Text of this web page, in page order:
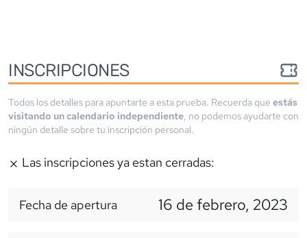
INSCRIPCIONES
Todos los detalles para apuntarte a esta prueba. Recuerda que estás
visitando un calendario independiente, no podemos ayudarte con
ningún detalle sobre tu inscripción personal.
Las inscripciones ya estan cerradas:
Fecha de apertura 16 de febrero, 2023